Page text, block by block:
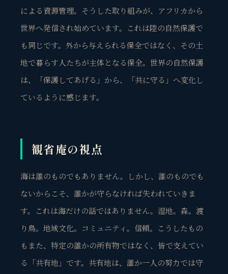
による資源管理。そうした取り組みが、アフリカから
世界へ発信され始めています。これは陸の自然保護で
も同じです。外から与えられる保全ではなく、その土
地で暮らす人たちが主体となる保全。世界の自然保護
は、「保護してあげる」から、「共に守る」へ変化し
ているように感じます。
観省庵の視点
海は誰のものでもありません。しかし、誰のものでも
ないからこそ、誰かが守らなければ失われていきま
す。これは海だけの話ではありません。湿地。森。渡
り鳥。地域文化。コミュニティ。信頼。こうしたもの
もまた、特定の誰かの所有物ではなく、皆で支えてい
る「共有地」です。共有地は、誰か一人の努力では守